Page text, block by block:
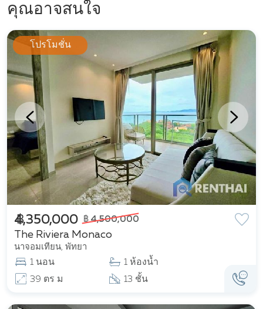
คุณอาจสนใจ
โปรโมชั่น
The Riviera Monaco
นาจอมเทียน, พัทยา
฿ 4,350,000 ฿ 4,500,000
1 นอน
1 ห้องน้ำ
39 ตร ม
13 ชั้น